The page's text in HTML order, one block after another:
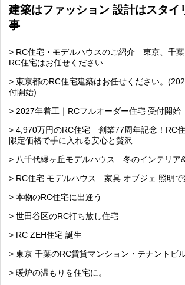
建築はファッション 設計はスタイ
事
> RC住宅・モデルハウスのご紹介 東京、千
RC住宅はお任せください
> 東京都のRC住宅建築はお任せください。
付開始)
> 2027年着工｜RCフルオーダー住宅 受付開始
> 4,970万円のRC住宅 創業77周年記念！RC
限定価格で手に入れる安心と贅沢
> 八千代緑ヶ丘モデルハウス 冬のインテリア
> RC住宅 モデルハウス 家具 オブジェ 照明で
> 本物のRC住宅に出逢う
> 世田谷区のRC打ち放し住宅
> RC ZEH住宅 誕生
> 東京 千葉のRC賃貸マンション・テナントビ
> 暖炉の温もりを住宅に。